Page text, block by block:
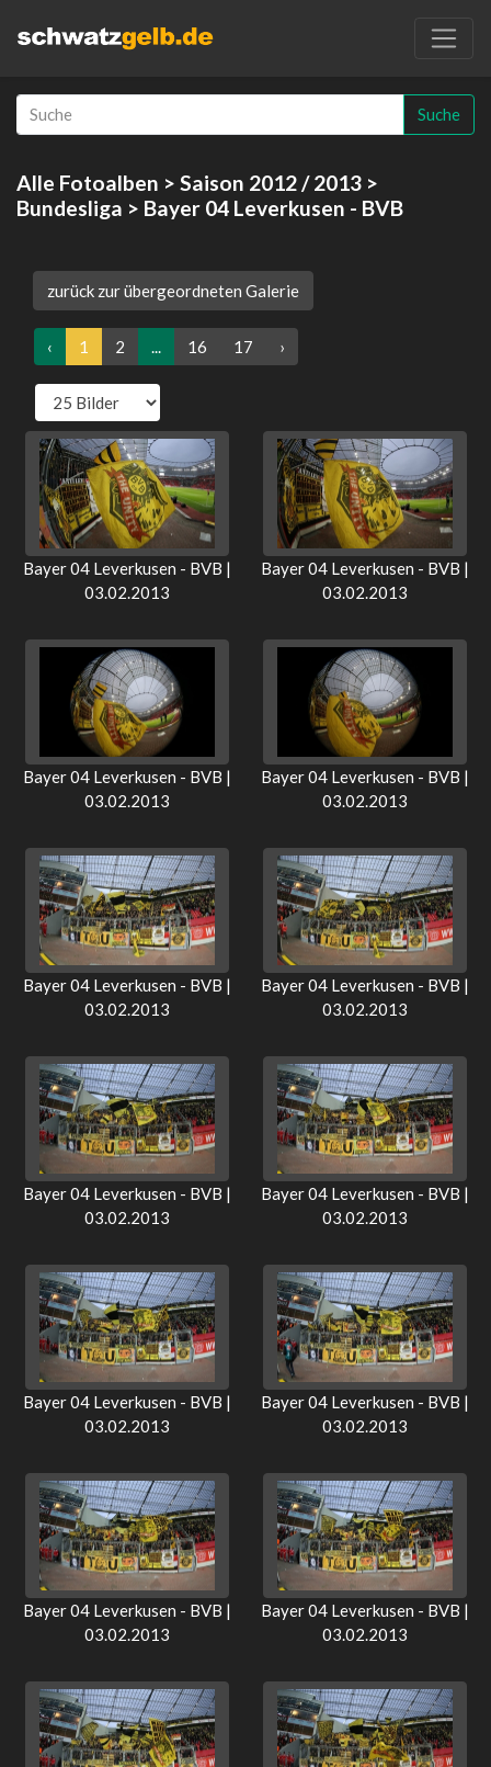
Suche
Alle Fotoalben > Saison 2012 / 2013 >
Bundesliga > Bayer 04 Leverkusen - BVB
zurück zur übergeordneten Galerie
‹ 1 2 ... 16 17 ›
Bayer 04 Leverkusen - BVB |
03.02.2013
Bayer 04 Leverkusen - BVB |
03.02.2013
Bayer 04 Leverkusen - BVB |
03.02.2013
Bayer 04 Leverkusen - BVB |
03.02.2013
Bayer 04 Leverkusen - BVB |
03.02.2013
Bayer 04 Leverkusen - BVB |
03.02.2013
Bayer 04 Leverkusen - BVB |
03.02.2013
Bayer 04 Leverkusen - BVB |
03.02.2013
Bayer 04 Leverkusen - BVB |
03.02.2013
Bayer 04 Leverkusen - BVB |
03.02.2013
Bayer 04 Leverkusen - BVB |
03.02.2013
Bayer 04 Leverkusen - BVB |
03.02.2013